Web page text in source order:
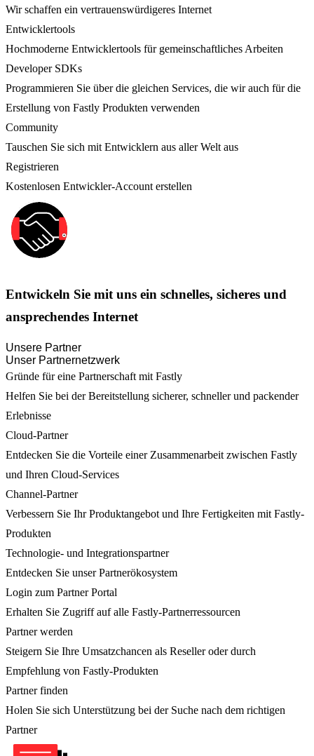
Wir schaffen ein vertrauenswürdigeres Internet
Entwicklertools
Hochmoderne Entwicklertools für gemeinschaftliches Arbeiten
Developer SDKs
Programmieren Sie über die gleichen Services, die wir auch für die
Erstellung von Fastly Produkten verwenden
Community
Tauschen Sie sich mit Entwicklern aus aller Welt aus
Registrieren
Kostenlosen Entwickler-Account erstellen
Entwickeln Sie mit uns ein schnelles, sicheres und
ansprechendes Internet
Unsere Partner
Unser Partnernetzwerk
Gründe für eine Partnerschaft mit Fastly
Helfen Sie bei der Bereitstellung sicherer, schneller und packender
Erlebnisse
Cloud-Partner
Entdecken Sie die Vorteile einer Zusammenarbeit zwischen Fastly
und Ihren Cloud-Services
Channel-Partner
Verbessern Sie Ihr Produktangebot und Ihre Fertigkeiten mit Fastly-
Produkten
Technologie- und Integrationspartner
Entdecken Sie unser Partnerökosystem
Login zum Partner Portal
Erhalten Sie Zugriff auf alle Fastly-Partnerressourcen
Partner werden
Steigern Sie Ihre Umsatzchancen als Reseller oder durch
Empfehlung von Fastly-Produkten
Partner finden
Holen Sie sich Unterstützung bei der Suche nach dem richtigen
Partner